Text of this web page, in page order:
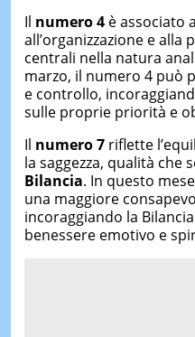
Il numero 4 è associato
all’organizzazione e alla
centrali nella natura
marzo, il numero 4 può
e controllo,
sulle proprie priorità e
Il numero 7riflette
la saggezza, qualità
Bilancia. In questo
una maggiore
incoraggiando la
benessere emotivo e